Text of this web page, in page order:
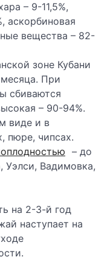
– 9-11,5%,
аскорбиновая
вещества – 82-
зоне Кубани
При
сбиваются
– 90-94%.
виде и в
пюре, чипсах.
– до
Уэлси, Вадимовка,
на 2-3-й год
наступает на